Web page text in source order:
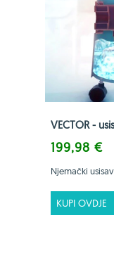
VECTOR -
199,98 €
Njemački
KUPI OVDJE